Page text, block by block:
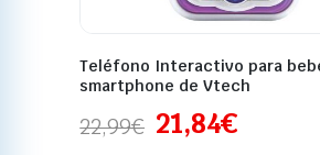
Teléfono Interactivo para
smartphone de Vtech
22,99€ 21,84€